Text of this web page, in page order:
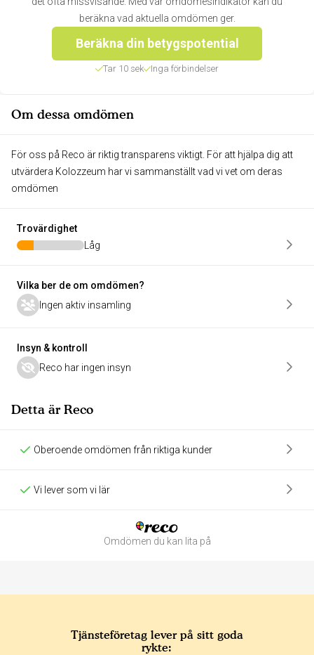
beräkna vad aktuella omdömen ger.
Beräkna din betygspotential
Tar 10 sek Inga förbindelser
Om dessa omdömen
För oss på Reco är riktig transparens viktigt. För att hjälpa dig att
utvärdera Kolozzeum har vi sammanställt vad vi vet om deras
omdömen
Trovärdighet
Låg
Vilka ber de om omdömen?
Ingen aktiv insamling
Insyn & kontroll
Reco har ingen insyn
Detta är Reco
Oberoende omdömen från riktiga kunder
Vi lever som vi lär
Omdömen du kan lita på
Tjänsteföretag lever på sitt goda
rykte: